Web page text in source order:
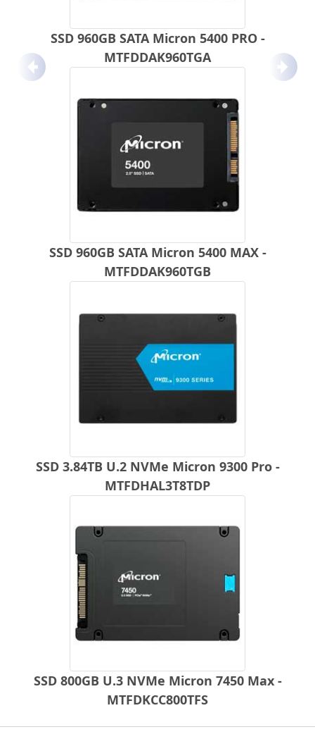
SSD 960GB SATA Micron 5400 PRO -
MTFDDAK960TGA
SSD 960GB SATA Micron 5400 MAX -
MTFDDAK960TGB
SSD 3.84TB U.2 NVMe Micron 9300 Pro -
MTFDHAL3T8TDP
SSD 800GB U.3 NVMe Micron 7450 Max -
MTFDKCC800TFS
Anterior